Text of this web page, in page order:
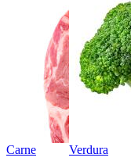
Carne Verdura